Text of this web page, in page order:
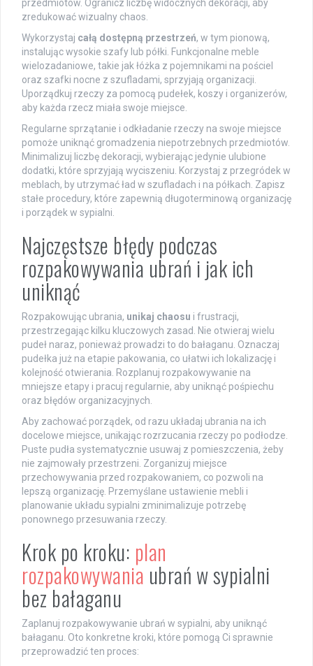
przedmiotów. Ogranicz liczbę widocznych dekoracji, aby
zredukować wizualny chaos.
Wykorzystaj całą dostępną przestrzeń, w tym pionową,
instalując wysokie szafy lub półki. Funkcjonalne meble
wielozadaniowe, takie jak łóżka z pojemnikami na pościel
oraz szafki nocne z szufladami, sprzyjają organizacji.
Uporządkuj rzeczy za pomocą pudełek, koszy i organizerów,
aby każda rzecz miała swoje miejsce.
Regularne sprzątanie i odkładanie rzeczy na swoje miejsce
pomoże uniknąć gromadzenia niepotrzebnych przedmiotów.
Minimalizuj liczbę dekoracji, wybierając jedynie ulubione
dodatki, które sprzyjają wyciszeniu. Korzystaj z przegródek w
meblach, by utrzymać ład w szufladach i na półkach. Zapisz
stałe procedury, które zapewnią długoterminową organizację
i porządek w sypialni.
Najczęstsze błędy podczas
rozpakowywania ubrań i jak ich
uniknąć
Rozpakowując ubrania, unikaj chaosu i frustracji,
przestrzegając kilku kluczowych zasad. Nie otwieraj wielu
pudeł naraz, ponieważ prowadzi to do bałaganu. Oznaczaj
pudełka już na etapie pakowania, co ułatwi ich lokalizację i
kolejność otwierania. Rozplanuj rozpakowywanie na
mniejsze etapy i pracuj regularnie, aby uniknąć pośpiechu
oraz błędów organizacyjnych.
Aby zachować porządek, od razu układaj ubrania na ich
docelowe miejsce, unikając rozrzucania rzeczy po podłodze.
Puste pudła systematycznie usuwaj z pomieszczenia, żeby
nie zajmowały przestrzeni. Zorganizuj miejsce
przechowywania przed rozpakowaniem, co pozwoli na
lepszą organizację. Przemyślane ustawienie mebli i
planowanie układu sypialni zminimalizuje potrzebę
ponownego przesuwania rzeczy.
Krok po kroku: plan
rozpakowywania ubrań w sypialni
bez bałaganu
Zaplanuj rozpakowywanie ubrań w sypialni, aby uniknąć
bałaganu. Oto konkretne kroki, które pomogą Ci sprawnie
przeprowadzić ten proces: